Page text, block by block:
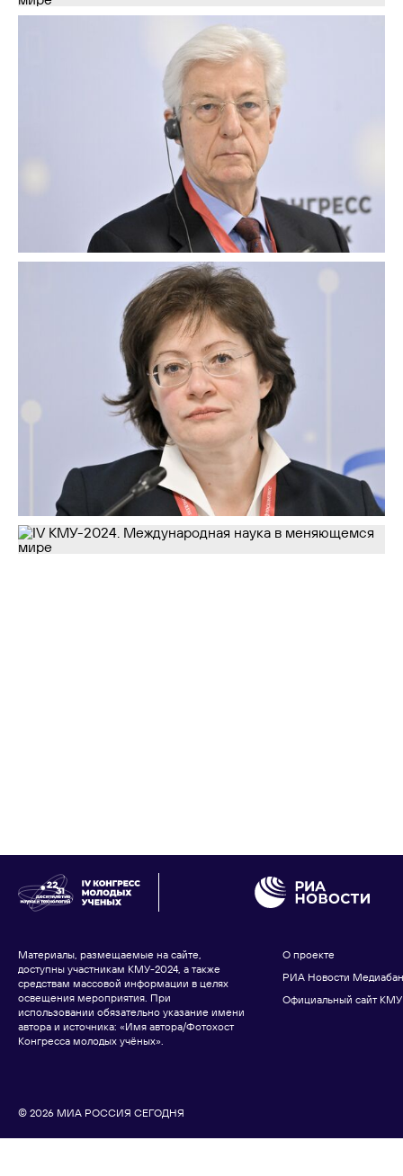
Материалы, размещаемые на сайте,
доступны участникам КМУ-2024, а также
средствам массовой информации в целях
освещения мероприятия. При
использовании обязательно указание имени
автора и источника: «Имя автора/Фотохост
Конгресса молодых учёных».
О проекте
РИА Новости
Официальный сайт КМУ
© 2026 МИА РОССИЯ СЕГОДНЯ